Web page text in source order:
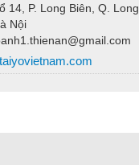
14, P. Long Biên, Q. Long
Nội